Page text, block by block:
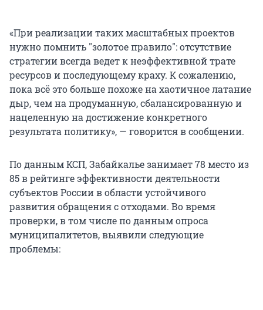
«При реализации таких масштабных проектов
нужно помнить "золотое правило": отсутствие
стратегии всегда ведет к неэффективной трате
ресурсов и последующему краху. К сожалению,
пока всё это больше похоже на хаотичное латание
дыр, чем на продуманную, сбалансированную и
нацеленную на достижение конкретного
результата политику», — говорится в сообщении.
По данным КСП, Забайкалье занимает 78 место из
85 в рейтинге эффективности деятельности
субъектов России в области устойчивого
развития обращения с отходами. Во время
проверки, в том числе по данным опроса
муниципалитетов, выявили следующие
проблемы: